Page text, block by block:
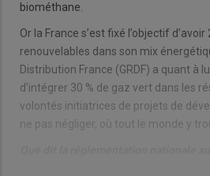
biométhane.
Or la France s’est fixé l’objectif d’avoir
renouvelables dans son mix
Distribution France (GRDF) a quant à
d’intégrer 30 % de gaz vert dans les
volontés initiatrices de projets de
ne pas négliger, où tout le monde y